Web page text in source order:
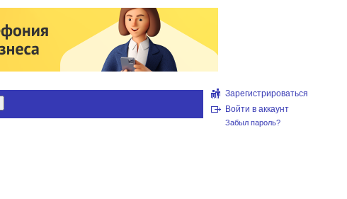
Зарегистрироваться
Войти в аккаунт
Забыл пароль?